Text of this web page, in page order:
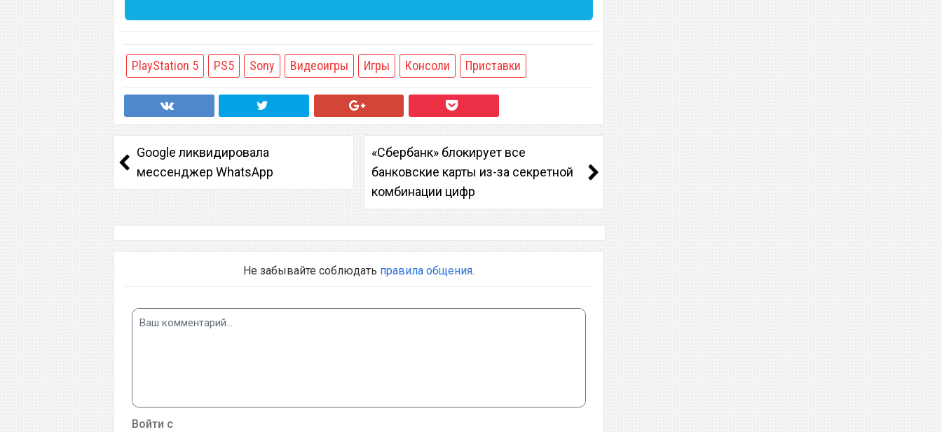
PlayStation 5 PS5 Sony Видеоигры Игры Консоли Приставки
Google ликвидировала
мессенджер WhatsApp
«Сбербанк» блокирует все
банковские карты из-за секретной
комбинации цифр
Не забывайте соблюдать правила общения.
Войти с